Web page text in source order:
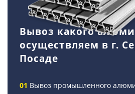
Вывоз какого
осуществляем в г.
Посаде
Вывоз промышленного